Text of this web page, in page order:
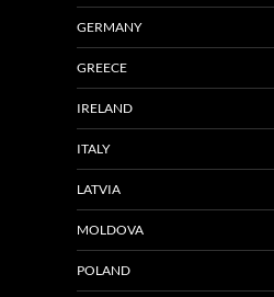
GERMANY
GREECE
IRELAND
ITALY
LATVIA
MOLDOVA
POLAND